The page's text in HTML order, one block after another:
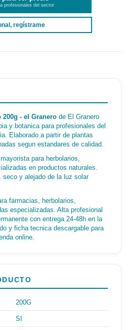
profesionales del sector
regístrame
- el Granero de El Granero
y botanica para profesionales del
Elaborado a partir de plantas
segun estandares de calidad.
para herbolarios,
en productos naturales.
seco y alejado de la luz solar
farmacias, herbolarios,
especializadas. Alta profesional
con entrega 24-48h en la
y ficha tecnica descargable para
online.
200G
SI